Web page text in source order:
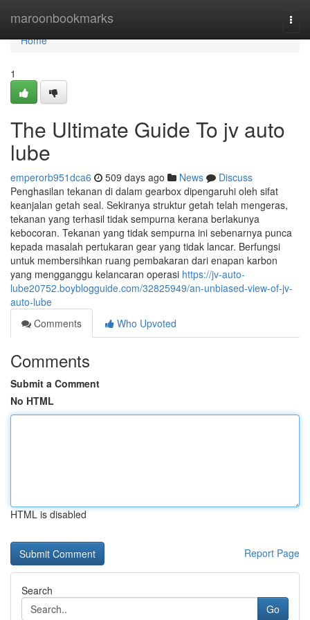
maroonbookmarks
Home
Home
1
The Ultimate Guide To jv auto
lube
emperorb951dca6 509 days ago News
Discuss
Penghasilan tekanan di dalam gearbox dipengaruhi oleh sifat
keanjalan getah seal. Sekiranya struktur getah telah mengeras,
tekanan yang terhasil tidak sempurna kerana berlakunya
kebocoran. Tekanan yang tidak sempurna ini sebenarnya punca
kepada masalah pertukaran gear yang tidak lancar. Berfungsi
untuk membersihkan ruang pembakaran dari enapan karbon
yang mengganggu kelancaran operasi https://jv-auto-
lube20752.boyblogguide.com/32825949/an-unbiased-view-of-jv-
auto-lube
Comments
Who Upvoted
Comments
Submit a Comment
No HTML
HTML is disabled
Report Page
Search
Go